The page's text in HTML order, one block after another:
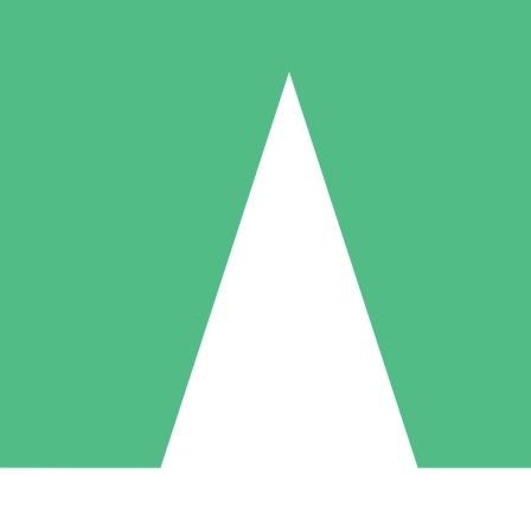
Individuella Kreditpaket
per användning med nedladdningskrediter. Inget månatligt åtagande
5 Nedladdningar
US$